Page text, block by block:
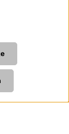
Versandkosten
anders